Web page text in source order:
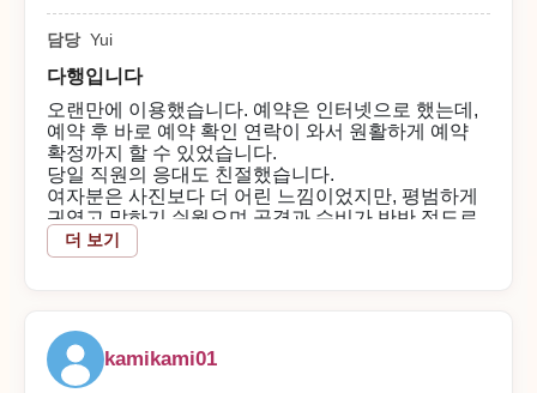
가슴이 컸어요!
【플레이 내용】
농밀하게 페라를 자세를 바꾸어가며 해주었습니다.
도중에 가슴을 만지게 해주면서 즐겁게 했습니다.
【이번 총평】
긴장한 편이었지만, 깔끔하게 마지막에 끝낼 수 있었
습니다. 즐거웠습니다. 유이짱의 귀여움에 당했습니
다!
2026/07/26
mojya.1111님
저희 가게를 이용해 주셔서 감사합니다m(__)m
담당 Yui
다행입니다
오랜만에 이용했습니다. 예약은 인터넷으로 했는데,
예약 후 바로 예약 확인 연락이 와서 원활하게 예약
확정까지 할 수 있었습니다.
당일 직원의 응대도 친절했습니다.
여자분은 사진보다 더 어린 느낌이었지만, 평범하게
귀엽고 말하기 쉬웠으며 공격과 수비가 반반 정도로
즐거웠습니다.
50분이라 플레이 후 바로 샤워를 하고 조금 바빴지만,
또 가까운 시일 내에 놀러가고 싶습니다.
2026/07/08
더 보기
kamikami01